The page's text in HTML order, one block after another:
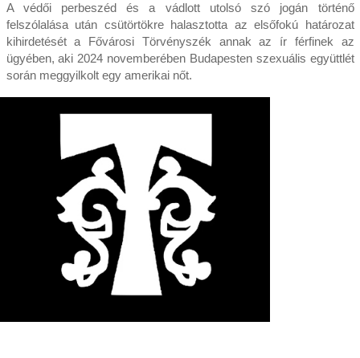
A védői perbeszéd és a vádlott utolsó szó jogán történő
felszólalása után csütörtökre halasztotta az elsőfokú határozat
kihirdetését a Fővárosi Törvényszék annak az ír férfinek az
ügyében, aki 2024 novemberében Budapesten szexuális együttlét
során meggyilkolt egy amerikai nőt.